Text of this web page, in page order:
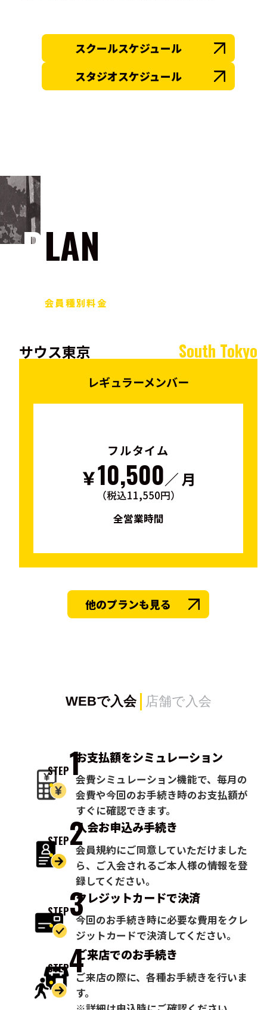
スクールスケジュール
スタジオスケジュール
PLAN
会員種別料金
サウス東京 South Tokyo
レギュラーメンバー
フルタイム
￥10,500／ 月
（税込11,550円）
全営業時間
他のプランも見る
WEBで入会 店舗で入会
STEP1お支払額をシミュレーション
会費シミュレーション機能で、毎月の
会費や今回のお手続き時のお支払額が
すぐに確認できます。
STEP2入会お申込み手続き
会員規約にご同意していただけました
ら、ご入会されるご本人様の情報を登
録してください。
STEP3クレジットカードで決済
今回のお手続き時に必要な費用をクレ
ジットカードで決済してください。
STEP4ご来店でのお手続き
ご来店の際に、各種お手続きを行いま
す。